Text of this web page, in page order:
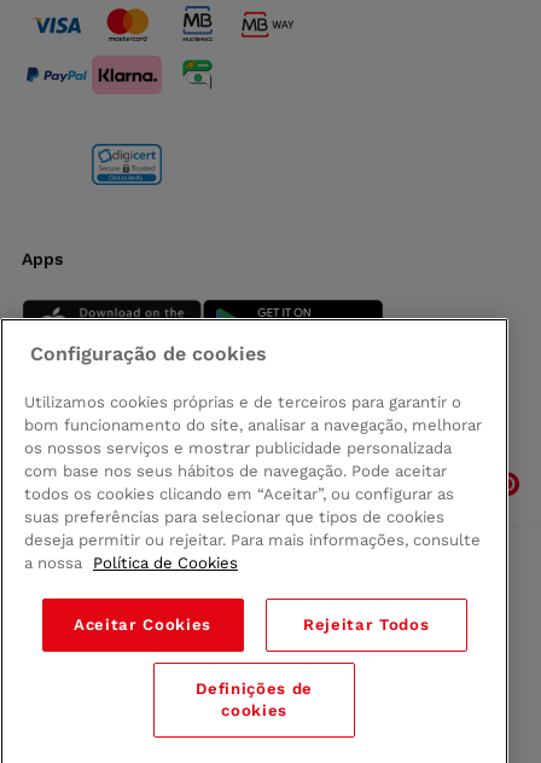
Apps
Siga-nos
Comprar na Madeira
Política de privacidad
Termos e Condições
Configuração de cookies
Utilizamos cookies próprias e de terceiros para garantir o
bom funcionamento do site, analisar a navegação, melhorar
os nossos serviços e mostrar publicidade personalizada
com base nos seus hábitos de navegação. Pode aceitar
todos os cookies clicando em “Aceitar”, ou configurar as
suas preferências para selecionar que tipos de cookies
deseja permitir ou rejeitar. Para mais informações, consulte
a nossa
Política de Cookies
Aceitar Cookies Rejeitar Todos
Definições de
cookies